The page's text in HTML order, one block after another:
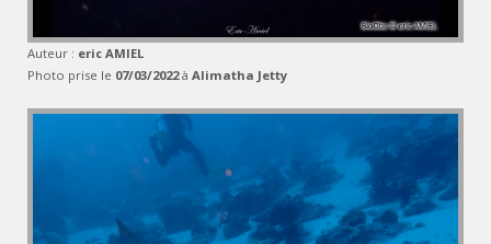
Auteur : eric AMIEL
Photo prise le 07/03/2022à Alimatha Jetty